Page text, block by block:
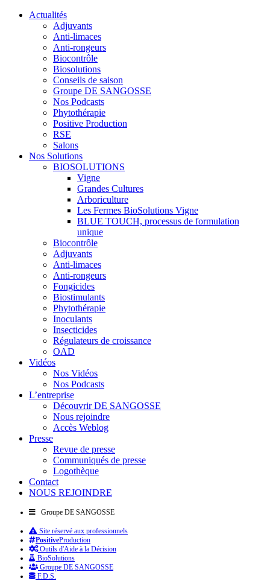
Actualités
Adjuvants
Anti-limaces
Anti-rongeurs
Biocontrôle
Biosolutions
Conseils de saison
Groupe DE SANGOSSE
Nos Podcasts
Phytothérapie
Positive Production
RSE
Salons
Nos Solutions
BIOSOLUTIONS
Vigne
Grandes Cultures
Arboriculture
Les Fermes BioSolutions Vigne
BLUE TOUCH, processus de formulation
unique
Biocontrôle
Adjuvants
Anti-limaces
Anti-rongeurs
Fongicides
Biostimulants
Phytothérapie
Inoculants
Insecticides
Régulateurs de croissance
OAD
Vidéos
Nos Vidéos
Nos Podcasts
L’entreprise
Découvrir DE SANGOSSE
Nous rejoindre
Accès Weblog
Presse
Revue de presse
Communiqués de presse
Logothèque
Contact
NOUS REJOINDRE
Groupe DE SANGOSSE
Site réservé aux professionnels
PositiveProduction
Outils d'Aide à la Décision
BioSolutions
Groupe DE SANGOSSE
F.D.S.